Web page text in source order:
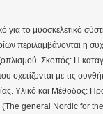
για το μυοσκελετικό
περιλαμβάνονται η
Σκοπός: Η
με τις
Υλικό και Μέθοδος:
(The general Nordic for